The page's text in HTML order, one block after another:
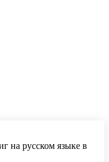
на русском языке в